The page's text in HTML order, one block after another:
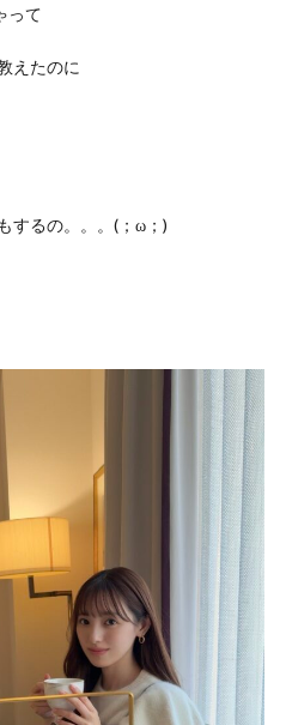
って
えたのに
するの。。。(；ω；)